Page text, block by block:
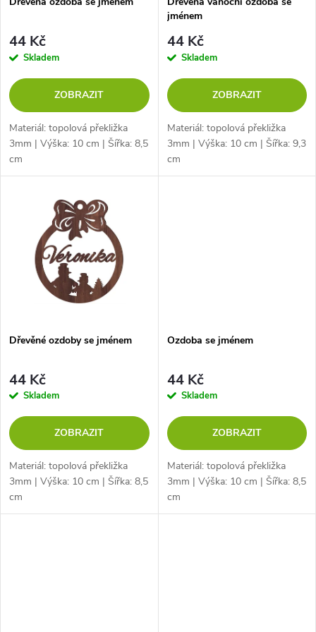
p
r
o
d
u
p
r
o
d
u
44 Kč
Skladem
ZOBRAZIT
Materiál: topolová překližka
3mm | Výška: 10 cm | Šířka: 8,5
cm
jménem
44 Kč
Skladem
ZOBRAZIT
Materiál: topolová překližka
3mm | Výška: 10 cm | Šířka: 9,3
cm
Dřevěné ozdoby se jménem
44 Kč
Skladem
ZOBRAZIT
Materiál: topolová překližka
3mm | Výška: 10 cm | Šířka: 8,5
cm
Ozdoba se jménem
44 Kč
Skladem
ZOBRAZIT
Materiál: topolová překližka
3mm | Výška: 10 cm | Šířka: 8,5
cm